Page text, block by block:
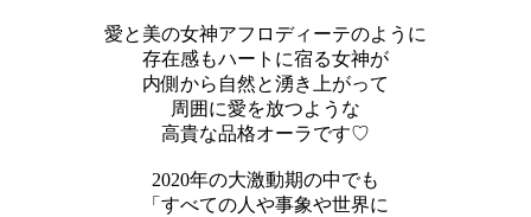
愛と美の女神アフロディーテのように
存在感もハートに宿る女神が
内側から自然と湧き上がって
周囲に愛を放つような
高貴な品格オーラです♡
2020年の大激動期の中でも
「すべての人や事象や世界に